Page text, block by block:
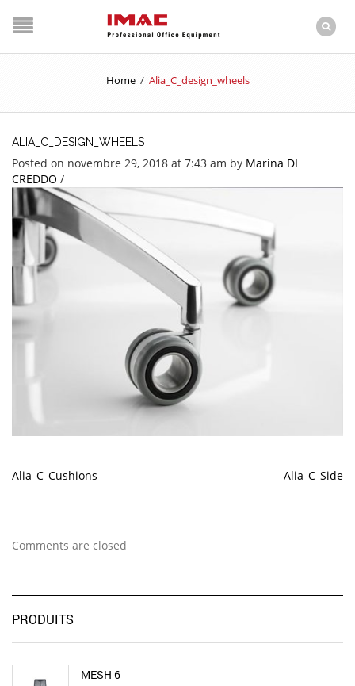
Home / Alia_C_design_wheels
ALIA_C_DESIGN_WHEELS
Posted on novembre 29, 2018 at 7:43 am by Marina DI
CREDDO /
Alia_C_Cushions Alia_C_Side
Comments are closed
PRODUITS
MESH 6